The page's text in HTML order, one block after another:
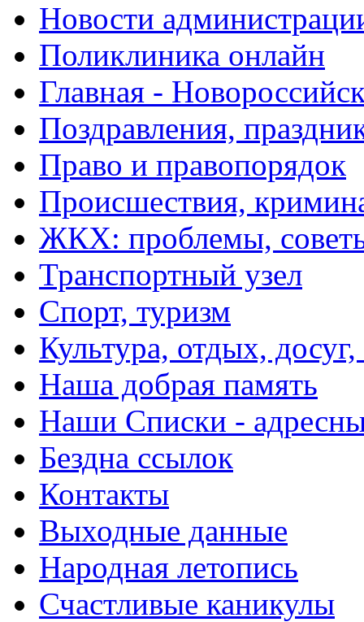
Новости
Поликлиника онлайн
Главная -
Поздравления,
Право и правопорядок
Происшествия,
ЖКХ: проблемы,
Транспортный узел
Спорт, туризм
Культура, отдых,
Наша добрая память
Наши Списки -
Бездна ссылок
Контакты
Выходные данные
Народная летопись
Счастливые каникулы